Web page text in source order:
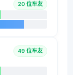
20 位车友
49 位车友